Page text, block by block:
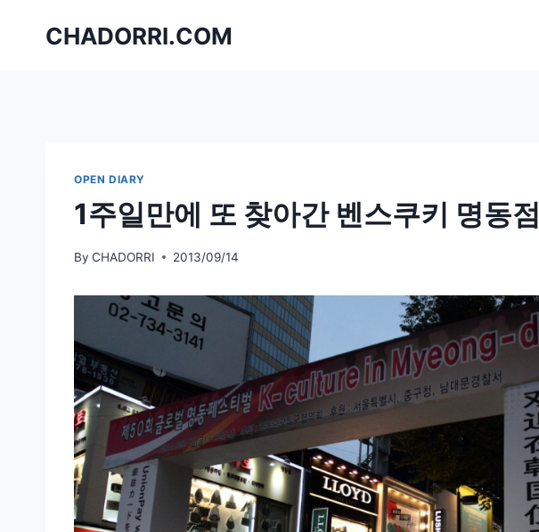
CHADORRI.COM
OPEN DIARY
1주일만에 또 찾아간 벤스쿠키 명동점
By CHADORRI 2013/09/14